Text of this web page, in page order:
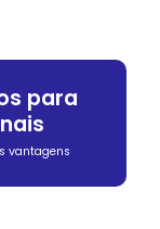
para
vantagens